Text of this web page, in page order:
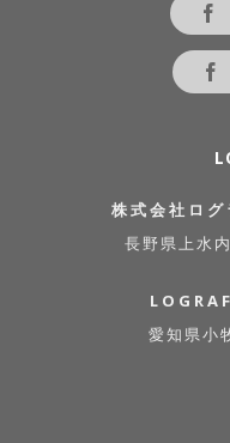
株式会社ロ
長野県上水
愛知県小